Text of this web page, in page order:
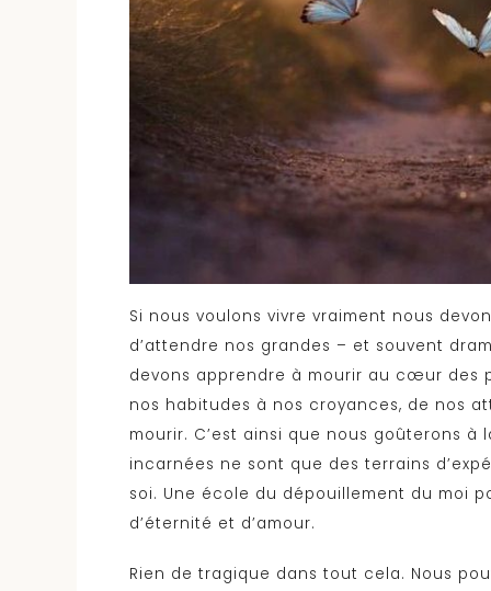
Si nous voulons vivre vraiment nous
d’attendre nos grandes – et souvent
devons apprendre à mourir au cœur des
nos habitudes à nos croyances, de nos
mourir. C’est ainsi que nous goûterons
incarnées ne sont que des terrains
soi. Une école du dépouillement du moi
d’éternité et d’amour.
Rien de tragique dans tout cela. Nous